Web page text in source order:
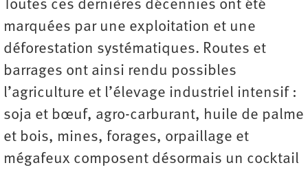
Toutes ces dernières décennies ont été
marquées par une exploitation et une
déforestation systématiques. Routes et
barrages ont ainsi rendu possibles
l’agriculture et l’élevage industriel intensif :
soja et bœuf, agro-carburant, huile de palme
et bois, mines, forages, orpaillage et
mégafeux composent désormais un cocktail